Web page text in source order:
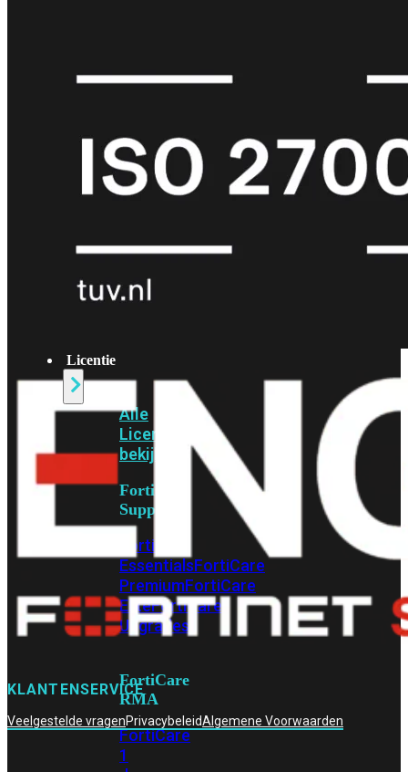
30GFortiWiFi
50G
FortiWiFi
51G FortiWiFi
60FFortiWiFi
70GFortiWiFi
80FFortiWiFi
81F
Licentie
Alle
Licenties
bekijken
FortiCare
Support
FortiCare
EssentialsFortiCare
PremiumFortiCare
EliteFortiCare
Upgrades
FortiCare
RMA
FortiCare
1
KLANTENSERVICE
Veelgestelde vragenPrivacybeleidAlgemene Voorwaarden